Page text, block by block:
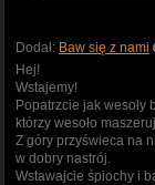
Dodał: Baw się z nami
Hej!
Wstajemy!
Popatrzcie jak wesoły
którzy wesoło
Z góry przyświeca na
w dobry nastrój.
Wstawajcie śpiochy i